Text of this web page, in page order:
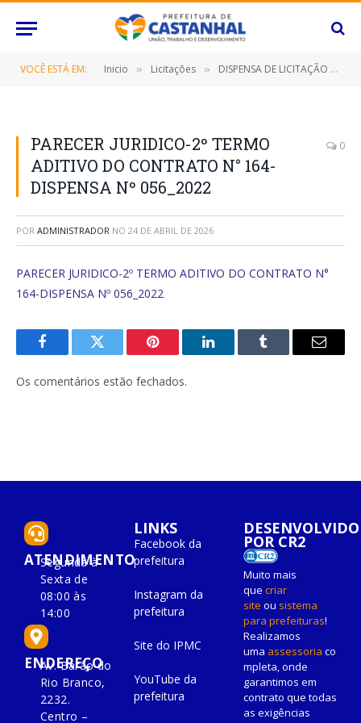
VOCÊ ESTÁ EM: Inicio » Licitações » DISPENSA DE LICITAÇÃO Nº 056/2022 (CONTRATO É A AQUISIÇÃO DE SOLUÇÃO GOOGLE PARA E-MAILS E ARMAZENAMENTO EM NUVEM AOS FUNCIONÁRIOS DESTE MUNICÍPIO)
PARECER JURIDICO-2º TERMO
ADITIVO DO CONTRATO N° 164-
DISPENSA Nº 056_2022
0
POR ADMINISTRADOR NO 24 DE ABRIL DE 2026
PARECER JURIDICO-2º TERMO ADITIVO DO CONTRATO N°
164-DISPENSA Nº 056_2022
FacebookTwitter Pinterest O
Tumblr
E-
Os comentários estão fechados.
ATENDIMENTO
Segunda à
Sexta de
08:00 às
14:00
ENDEREÇO
Av. Barão do
Rio Branco,
2232.
Centro –
LINKS
Facebook da
prefeitura
Instagram da
prefeitura
Site do IPMC
YouTube da
prefeitura
DESENVOLVIDO
POR CR2
Muito mais
que criar
site ou sistema
para prefeituras!
Realizamos
uma assessoria co
mpleta, onde
garantimos em
contrato que todas
as exigências